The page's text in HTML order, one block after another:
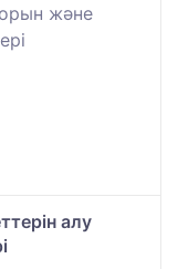
және
алу